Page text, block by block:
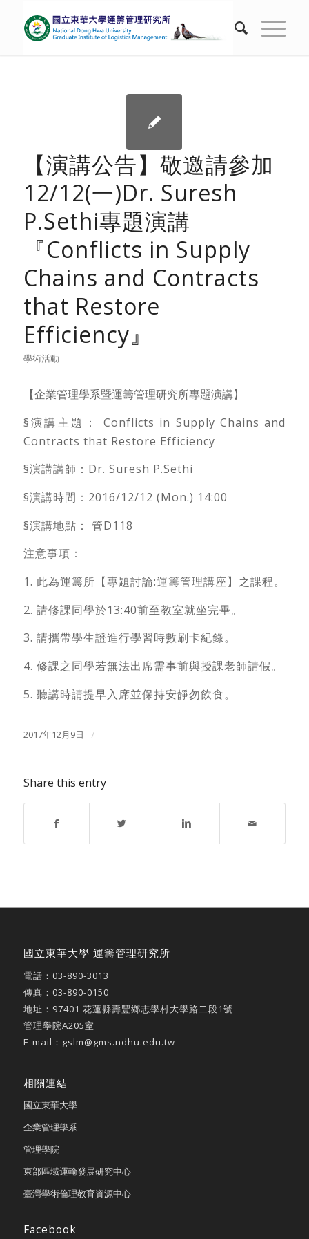
【演講公告】敬邀請參加
12/12(一)Dr. Suresh
P.Sethi專題演講
『Conflicts in Supply
Chains and Contracts
that Restore
Efficiency』
學術活動
【企業管理學系暨運籌管理研究所專題演講】
§演講主題： Conflicts in Supply Chains and
Contracts that Restore Efficiency
§演講講師：Dr. Suresh P.Sethi
§演講時間：2016/12/12 (Mon.) 14:00
§演講地點： 管D118
注意事項：
1. 此為運籌所【專題討論:運籌管理講座】之課程。
2. 請修課同學於13:40前至教室就坐完畢。
3. 請攜帶學生證進行學習時數刷卡紀錄。
4. 修課之同學若無法出席需事前與授課老師請假。
5. 聽講時請提早入席並保持安靜勿飲食。
2017年12月9日 /
Share this entry
國立東華大學 運籌管理研究所
電話： 03-890-3013
傳真：03-890-0150
地址： 97401 花蓮縣壽豐鄉志學村大學路二段1號
管理學院A205室
E-mail： gslm@gms.ndhu.edu.tw
相關連結
國立東華大學
企業管理學系
管理學院
東部區域運輸發展研究中心
臺灣學術倫理教育資源中心
Facebook